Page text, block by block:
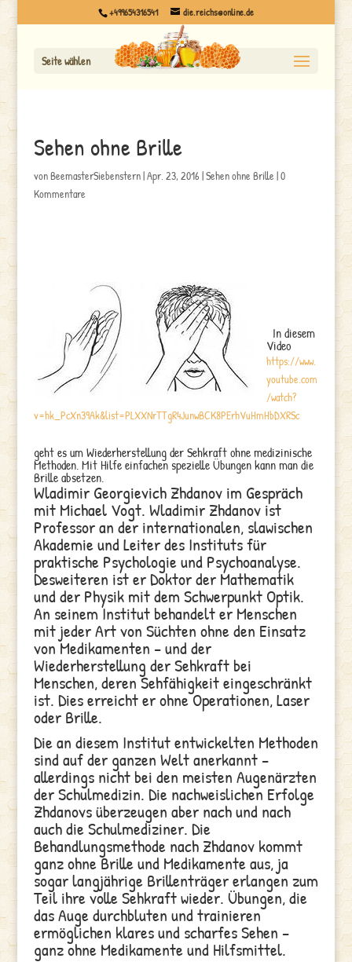
+499654316541 die.reichs@online.de
Seite wählen
Sehen ohne Brille
vonBeemasterSiebenstern|Apr. 23, 2016 |Sehen ohne Brille |0
Kommentare
In diesem
Video
https://www.
youtube.com
/watch?
v=hk_PcXn39Ak&list=PLXXNrTTgR4JunwBCK8PErhVuHmHbDXRSc
geht es um Wiederherstellung der Sehkraft ohne medizinische
Methoden. Mit Hilfe einfachen spezielle Übungen kann man die
Brille absetzen.
Wladimir Georgievich Zhdanov im Gespräch
mit Michael Vogt. Wladimir Zhdanov ist
Professor an der internationalen, slawischen
Akademie und Leiter des Instituts für
praktische Psychologie und Psychoanalyse.
Desweiteren ist er Doktor der Mathematik
und der Physik mit dem Schwerpunkt Optik.
An seinem Institut behandelt er Menschen
mit jeder Art von Süchten ohne den Einsatz
von Medikamenten – und der
Wiederherstellung der Sehkraft bei
Menschen, deren Sehfähigkeit eingeschränkt
ist. Dies erreicht er ohne Operationen, Laser
oder Brille.
Die an diesem Institut entwickelten Methoden
sind auf der ganzen Welt anerkannt –
allerdings nicht bei den meisten Augenärzten
der Schulmedizin. Die nachweislichen Erfolge
Zhdanovs überzeugen aber nach und nach
auch die Schulmediziner. Die
Behandlungsmethode nach Zhdanov kommt
ganz ohne Brille und Medikamente aus, ja
sogar langjährige Brillenträger erlangen zum
Teil ihre volle Sehkraft wieder. Übungen, die
das Auge durchbluten und trainieren
ermöglichen klares und scharfes Sehen –
ganz ohne Medikamente und Hilfsmittel.